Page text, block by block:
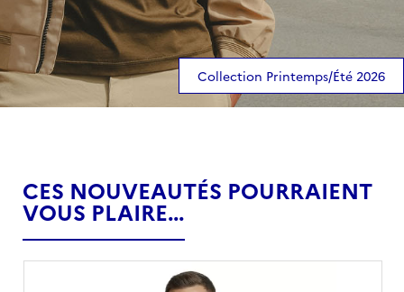
Collection Printemps/Été 2026
CES NOUVEAUTÉS POURRAIENT
VOUS PLAIRE...